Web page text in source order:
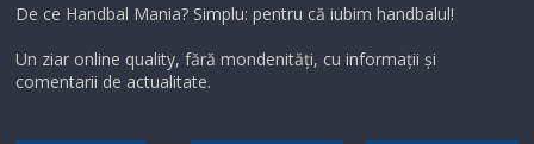
De ce Handbal Mania? Simplu: pentru că iubim handbalul!
Un ziar online quality, fără mondenități, cu informații și
comentarii de actualitate.